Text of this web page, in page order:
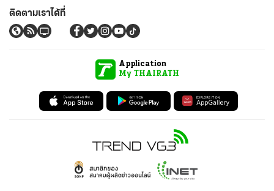
ติดตามเราได้ที่
Application
My THAIRATH